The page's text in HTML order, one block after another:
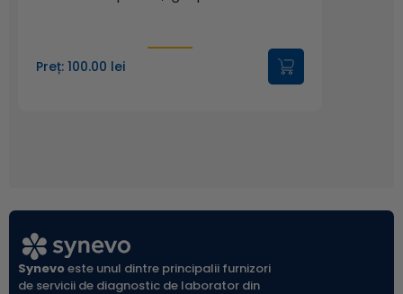
Preț: 100.00 lei
Synevoeste unul dintre principalii furnizori
de servicii de diagnostic de laborator din